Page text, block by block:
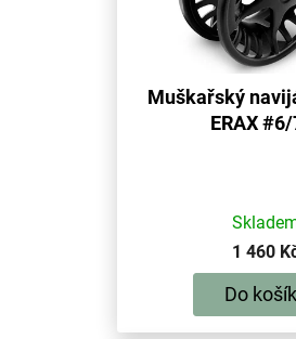
Muškařský
ERAX
1 460
Do